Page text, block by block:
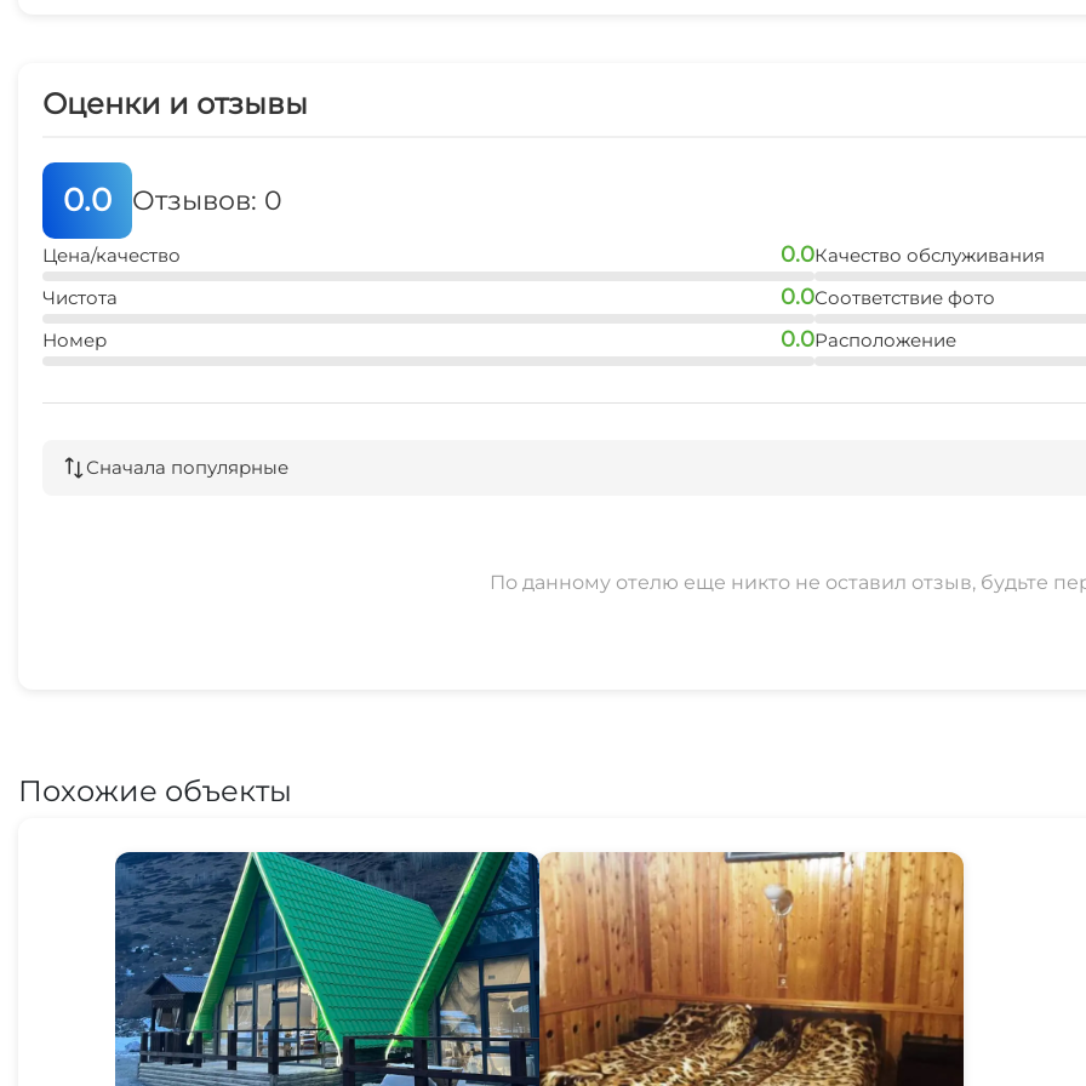
Оценки и отзывы
0.0 Отзывов: 0
Цена/качество 0.0
Чистота 0.0
Номер 0.0
Качество обслуживания
Соответствие фото
Расположение
Сначала популярные
По данному отелю еще никто не оставил отзыв, будьте
Похожие объекты